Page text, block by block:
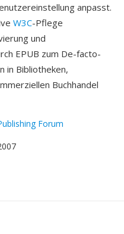
anpasst.
W3C-Pflege
und
EPUB zum De-facto-
in Bibliotheken,
Buchhandel
Forum